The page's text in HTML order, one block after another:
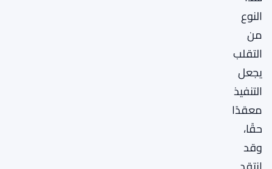
النوع
من
التقلب
يجعل
التنفيذ
معقدًا
حقًا،
وقد